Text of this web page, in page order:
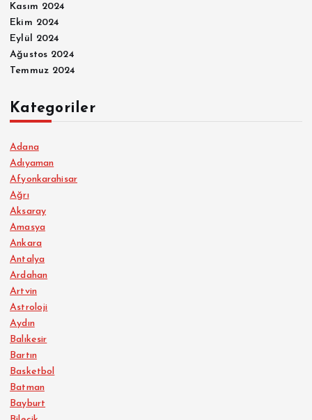
Kasım 2024
Ekim 2024
Eylül 2024
Ağustos 2024
Temmuz 2024
Kategoriler
Adana
Adıyaman
Afyonkarahisar
Ağrı
Aksaray
Amasya
Ankara
Antalya
Ardahan
Artvin
Astroloji
Aydın
Balıkesir
Bartın
Basketbol
Batman
Bayburt